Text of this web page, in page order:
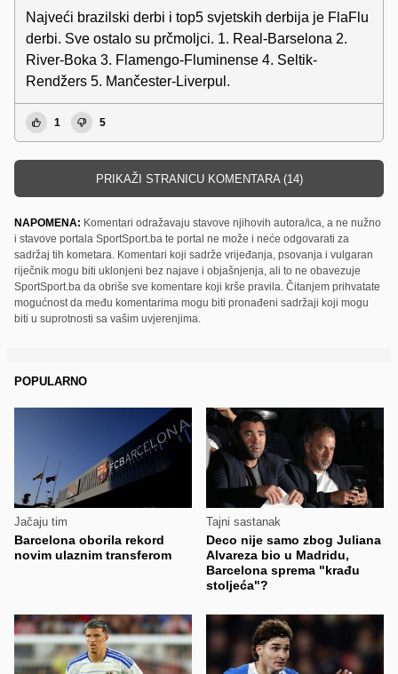
Najveći brazilski derbi i top5 svjetskih derbija je FlaFlu
derbi. Sve ostalo su prčmoljci. 1. Real-Barselona 2.
River-Boka 3. Flamengo-Fluminense 4. Seltik-
Rendžers 5. Mančester-Liverpul.
1 5
PRIKAŽI STRANICU KOMENTARA (14)
NAPOMENA: Komentari odražavaju stavove njihovih autora/ica, a ne nužno
i stavove portala SportSport.ba te portal ne može i neće odgovarati za
sadržaj tih kometara. Komentari koji sadrže vrijeđanja, psovanja i vulgaran
riječnik mogu biti uklonjeni bez najave i objašnjenja, ali to ne obavezuje
SportSport.ba da obriše sve komentare koji krše pravila. Čitanjem prihvatate
mogućnost da među komentarima mogu biti pronađeni sadržaji koji mogu
biti u suprotnosti sa vašim uvjerenjima.
POPULARNO
Jačaju tim
Barcelona oborila rekord
novim ulaznim transferom
Tajni sastanak
Deco nije samo zbog Juliana
Alvareza bio u Madridu,
Barcelona sprema "krađu
stoljeća"?